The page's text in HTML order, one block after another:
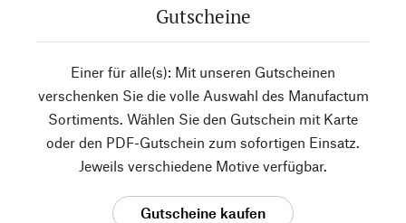
Gutscheine
Einer für alle(s): Mit unseren Gutscheinen
verschenken Sie die volle Auswahl des Manufactum
Sortiments. Wählen Sie den Gutschein mit Karte
oder den PDF-Gutschein zum sofortigen Einsatz.
Jeweils verschiedene Motive verfügbar.
Gutscheine kaufen